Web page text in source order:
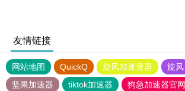
友情链接
网站地图 QuickQ 旋风加速度器 旋风
坚果加速器
tiktok加速器
狗急加速器官网